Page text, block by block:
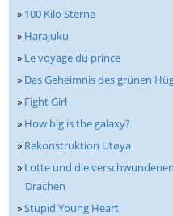
» 100 Kilo Sterne
» Harajuku
» Le voyage du prince
» Das Geheimnis des grünen
» Fight Girl
» How big is the galaxy?
» Rekonstruktion Utøya
» Lotte und die verschwundenen
Drachen
»Stupid Young Heart